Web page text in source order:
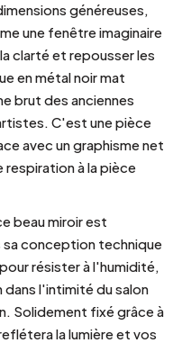
généreuses,
une fenêtre imaginaire
clarté et repousser les
en métal noir mat
brut des anciennes
C'est une pièce
avec un graphisme net
à la pièce
beau miroir est
conception technique
résister à l'humidité,
dans l'intimité du salon
Solidement fixé grâce à
la lumière et vos